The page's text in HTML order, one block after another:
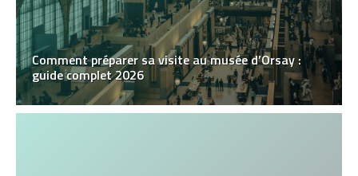
Comment préparer sa visite au musée d’Orsay :
guide complet 2026